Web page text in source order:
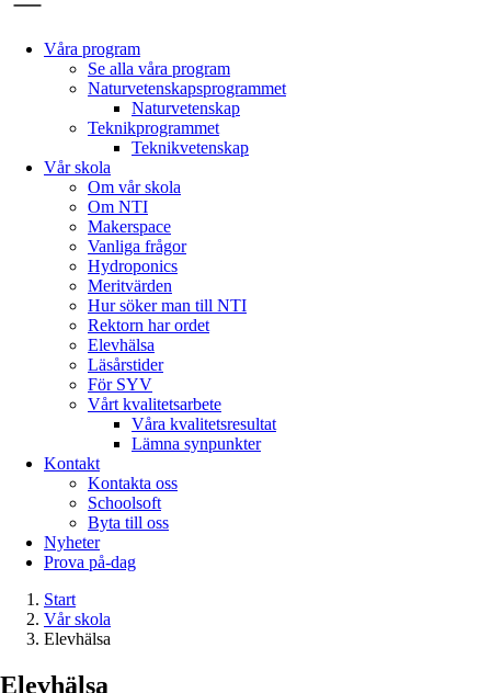
Våra program
Se alla våra program
Naturvetenskaps­programmet
Naturvetenskap
Teknikprogrammet
Teknikvetenskap
Vår skola
Om vår skola
Om NTI
Makerspace
Vanliga frågor
Hydroponics
Meritvärden
Hur söker man till NTI
Rektorn har ordet
Elevhälsa
Läsårstider
För SYV
Vårt kvalitetsarbete
Våra kvalitetsresultat
Lämna synpunkter
Kontakt
Kontakta oss
Schoolsoft
Byta till oss
Nyheter
Prova på-dag
Start
Vår skola
Elevhälsa
Elevhälsa